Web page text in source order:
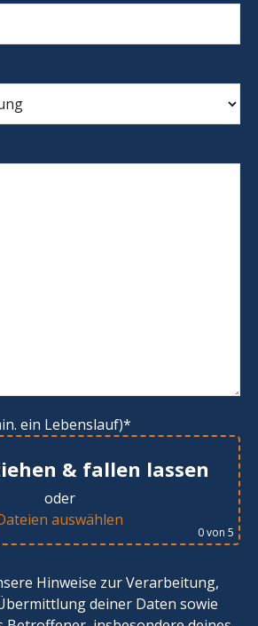
ein Lebenslauf)*
& fallen lassen
oder
auswählen
0von 5
Hinweise zur Verarbeitung,
deiner Daten sowie